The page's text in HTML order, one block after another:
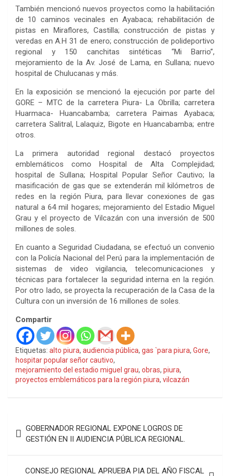
También mencionó nuevos proyectos como la habilitación
de 10 caminos vecinales en Ayabaca; rehabilitación de
pistas en Miraflores, Castilla; construcción de pistas y
veredas en A.H 31 de enero; construcción de polideportivo
regional y 150 canchitas sintéticas “Mi Barrio”,
mejoramiento de la Av. José de Lama, en Sullana; nuevo
hospital de Chulucanas y más.
En la exposición se mencionó la ejecución por parte del
GORE – MTC de la carretera Piura- La Obrilla; carretera
Huarmaca- Huancabamba; carretera Paimas Ayabaca;
carretera Salitral, Lalaquiz, Bigote en Huancabamba; entre
otros.
La primera autoridad regional destacó proyectos
emblemáticos como Hospital de Alta Complejidad;
hospital de Sullana; Hospital Popular Señor Cautivo; la
masificación de gas que se extenderán mil kilómetros de
redes en la región Piura, para llevar conexiones de gas
natural a 64 mil hogares; mejoramiento del Estadio Miguel
Grau y el proyecto de Vilcazán con una inversión de 500
millones de soles.
En cuanto a Seguridad Ciudadana, se efectuó un convenio
con la Policía Nacional del Perú para la implementación de
sistemas de video vigilancia, telecomunicaciones y
técnicas para fortalecer la seguridad interna en la región.
Por otro lado, se proyecta la recuperación de la Casa de la
Cultura con un inversión de 16 millones de soles.
Compartir
Etiquetas: alto piura, audiencia pública, gas `para piura, Gore,
hospitar popular señor cautivo,
mejoramiento del estadio miguel grau, obras, piura,
proyectos emblemáticos para la región piura, vilcazán
de
entradas
GOBERNADOR REGIONAL EXPONE LOGROS DE
GESTIÓN EN II AUDIENCIA PÚBLICA REGIONAL.
CONSEJO REGIONAL APRUEBA PIA DEL AÑO FISCAL